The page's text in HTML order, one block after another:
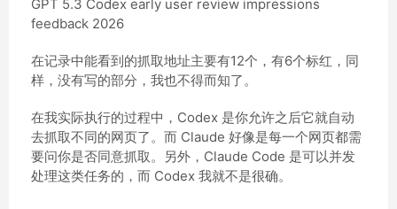
GPT 5.3 Codex early user review impressions
feedback 2026
在记录中能看到的抓取地址主要有12个，有6个标红，同
样，没有写的部分，我也不得而知了。
在我实际执行的过程中，Codex 是你允许之后它就自动
去抓取不同的网页了。而 Claude 好像是每一个网页都需
要问你是否同意抓取。另外，Claude Code 是可以并发
处理这类任务的，而 Codex 我就不是很确。